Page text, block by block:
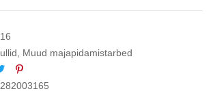
Muud majapidamistarbed